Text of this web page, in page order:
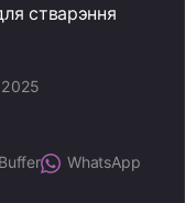
стварэння
Buffer WhatsApp